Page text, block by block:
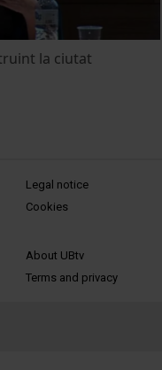
la ciutat
MENÚ PEU 1
Legal notice
Cookies
PEU 2
About UBtv
Terms and privacy